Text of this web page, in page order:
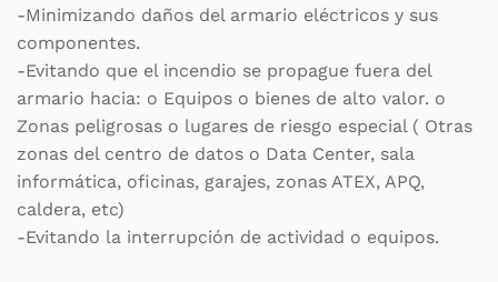
-Minimizando daños del armario eléctricos y sus
componentes.
-Evitando que el incendio se propague fuera del
armario hacia: o Equipos o bienes de alto valor. o
Zonas peligrosas o lugares de riesgo especial ( Otras
zonas del centro de datos o Data Center, sala
informática, oficinas, garajes, zonas ATEX, APQ,
caldera, etc)
-Evitando la interrupción de actividad o equipos.